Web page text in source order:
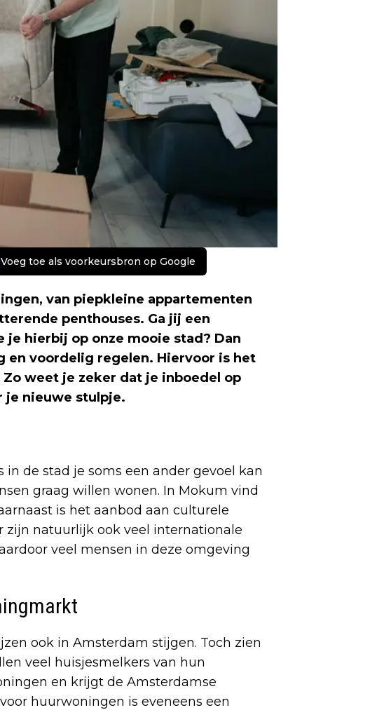
Voeg toe als voorkeursbron op Google
van piepkleine appartementen
penthouses. Ga jij een
hierbij op onze mooie stad? Dan
voordelig regelen. Hiervoor is het
weet je zeker dat je inboedel op
je nieuwe stulpje.
de stad je soms een ander gevoel kan
graag willen wonen. In Mokum vind
is het aanbod aan culturele
zijn natuurlijk ook veel internationale
veel mensen in deze omgeving
ook in Amsterdam stijgen. Toch zien
veel huisjesmelkers van hun
en krijgt de Amsterdamse
huurwoningen is eveneens een